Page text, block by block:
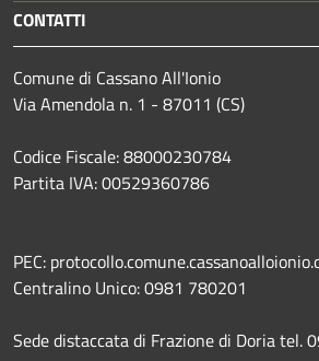
CONTATTI
Comune di Cassano All'Ionio
Via Amendola n. 1 - 87011 (CS)
Codice Fiscale: 88000230784
Partita IVA: 00529360786
PEC:
Centralino Unico: 0981 780201
Sede distaccata di Frazione di Doria tel.